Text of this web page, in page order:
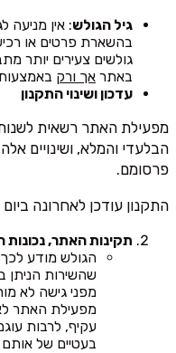
גיל הגולש: אין מניעה
גולשים צעירים יותר
באתר אך ורק
עדכון ושינוי התקנון
מפעילת האתר רשאית
הבלעדי והמלא, ושינויים
פרסומם.
התקנון עודכן לאחרונה ביום 28 לחודש אוגוסט 2025.
תקינות האתר,
הגולש מודע
שהשירות הניתן
מפני גישה לא
מפעילת האתר
עקיף, לרבות
בעטיים של אותם